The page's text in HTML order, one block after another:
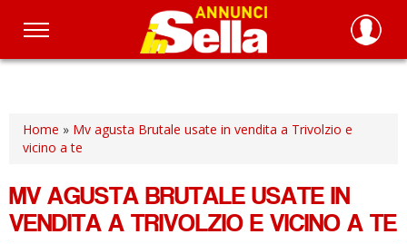
Salta
principale
Home » Mv agusta Brutale usate in vendita a Trivolzio e
vicino a te
MV AGUSTA BRUTALE USATE IN
VENDITA A TRIVOLZIO E VICINO A TE